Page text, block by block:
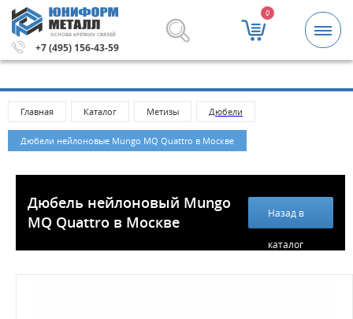
ОСНОВА КРЕПКИХ СВЯЗЕЙ
+7 (495) 156-43-59
0
рублей.Метизы и крепежные изделия оптом.
Главная Каталог Метизы Дюбели
Дюбели нейлоновые Mungo MQ Quattro в Москве
Дюбель нейлоновый Mungo
MQ Quattro в Москве
Назад в
каталог